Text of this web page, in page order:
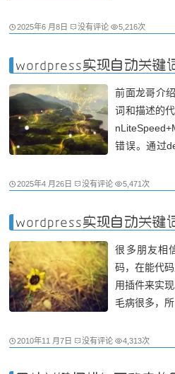
章关键词自
于多少不替
2025年6 月8日 没有评论 5,216次
wordpress实现自动关键
前面龙哥介
词和描述的
错误。通过
<?php // 初
()) {
2025年4 月26日 没有评论 5,471次
wordpress实现自动关键
很多朋友相
码，在能代
用插件来实
毛病很多，
码（以下代
2010年11 月7日 没有评论 4,313次